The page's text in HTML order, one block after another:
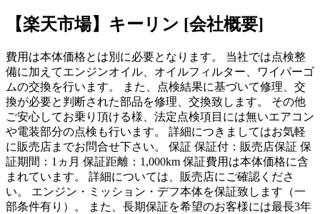
【楽天市場】キーリン [会社概要]
費用は本体価格とは別に必要となります。 当社では点検整
備に加えてエンジンオイル、オイルフィルター、ワイパーゴ
ムの交換を行います。 また、点検結果に基づいて修理、交
換が必要と判断された部品を修理、交換致します。 その他
ご安心してお乗り頂ける様、法定点検項目には無いエアコン
や電装部分の点検も行います。 詳細につきましてはお気軽
に販売店までお問合せ下さい。 保証 保証付：販売店保証 保
証期間：1ヵ月 保証距離：1,000km 保証費用は本体価格に含
まれています。 詳細については、販売店にご確認くださ
い。 エンジン・ミッション・デフ本体を保証致します（一
部条件有り）。 また、長期保証を希望のお客様には最長3年